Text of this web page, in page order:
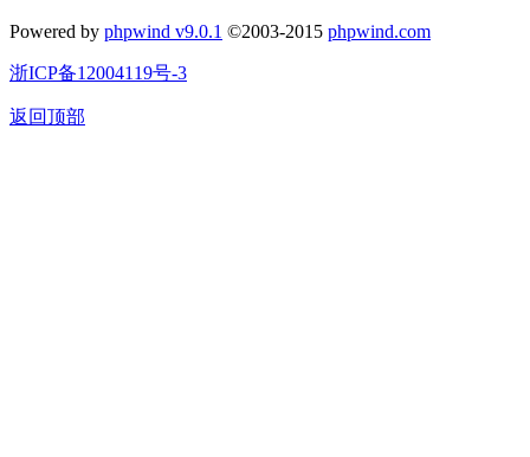
Powered by phpwind v9.0.1 ©2003-2015 phpwind.com
浙ICP备12004119号-3
返回顶部